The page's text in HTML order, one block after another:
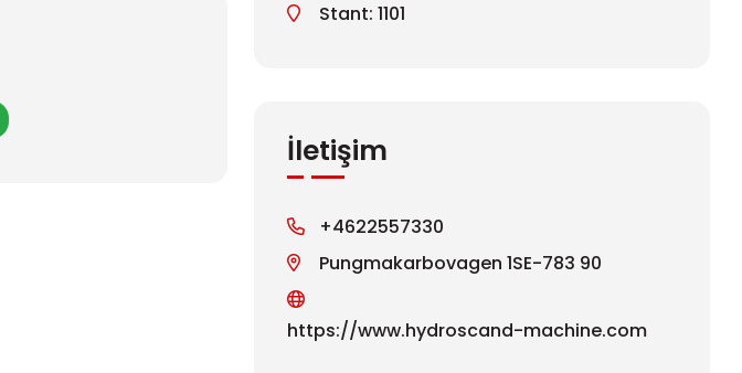
Stant: 1101
İletişim
+4622557330
Pungmakarbovagen 1SE-783 90
https://www.hydroscand-machine.com